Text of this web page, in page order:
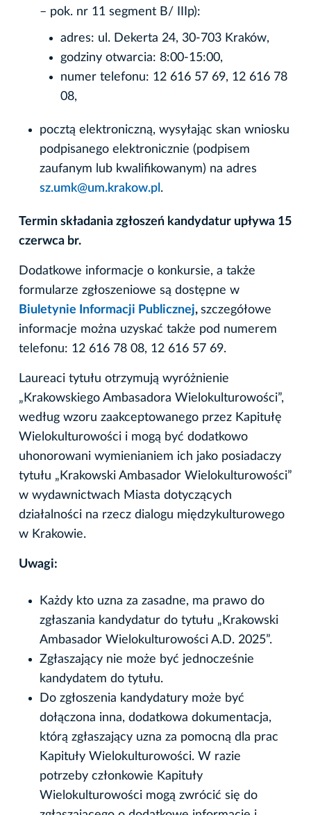
– pok. nr 11 segment B/ IIIp):
adres: ul. Dekerta 24, 30-703 Kraków,
godziny otwarcia: 8:00-15:00,
numer telefonu: 12 616 57 69, 12 616 78
08,
pocztą elektroniczną, wysyłając skan wniosku
podpisanego elektronicznie (podpisem
zaufanym lub kwalifikowanym) na adres
sz.umk@um.krakow.pl .
Termin składania zgłoszeń kandydatur upływa 15
czerwca br.
Dodatkowe informacje o konkursie, a także
formularze zgłoszeniowe są dostępne w
Biuletynie Informacji Publicznej, szczegółowe
informacje można uzyskać także pod numerem
telefonu: 12 616 78 08, 12 616 57 69.
Laureaci tytułu otrzymują wyróżnienie
„Krakowskiego Ambasadora Wielokulturowości”,
według wzoru zaakceptowanego przez Kapitułę
Wielokulturowości i mogą być dodatkowo
uhonorowani wymienianiem ich jako posiadaczy
tytułu „Krakowski Ambasador Wielokulturowości”
w wydawnictwach Miasta dotyczących
działalności na rzecz dialogu międzykulturowego
w Krakowie.
Uwagi:
Każdy kto uzna za zasadne, ma prawo do
zgłaszania kandydatur do tytułu „Krakowski
Ambasador Wielokulturowości A.D. 2025”.
Zgłaszający nie może być jednocześnie
kandydatem do tytułu.
Do zgłoszenia kandydatury może być
dołączona inna, dodatkowa dokumentacja,
którą zgłaszający uzna za pomocną dla prac
Kapituły Wielokulturowości. W razie
potrzeby członkowie Kapituły
Wielokulturowości mogą zwrócić się do